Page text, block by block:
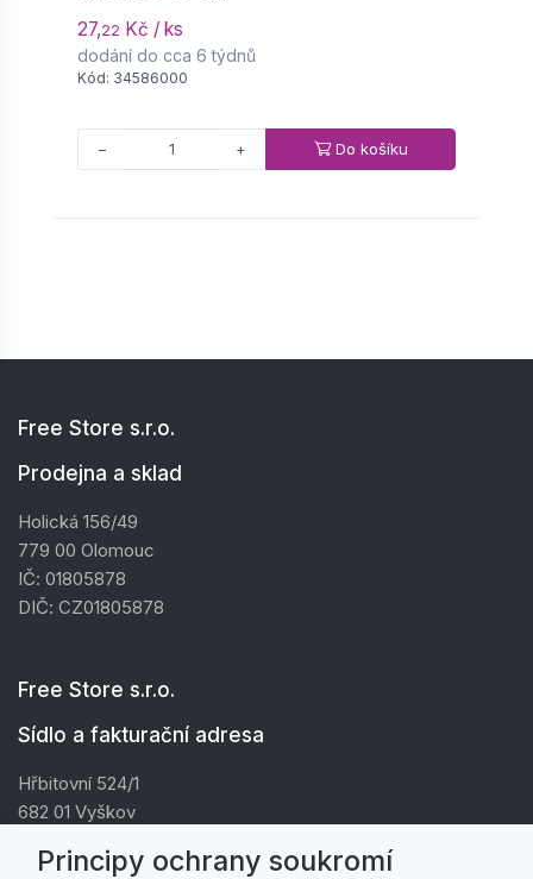
27,22 Kč / ks
dodání do cca 6 týdnů
Kód: 34586000
− + Do košíku
Free Store s.r.o.
Prodejna a sklad
Holická 156/49
779 00 Olomouc
IČ: 01805878
DIČ: CZ01805878
Free Store s.r.o.
Sídlo a fakturační adresa
Hřbitovní 524/1
682 01 Vyškov
DIČ: CZ01805878
Principy ochrany soukromí